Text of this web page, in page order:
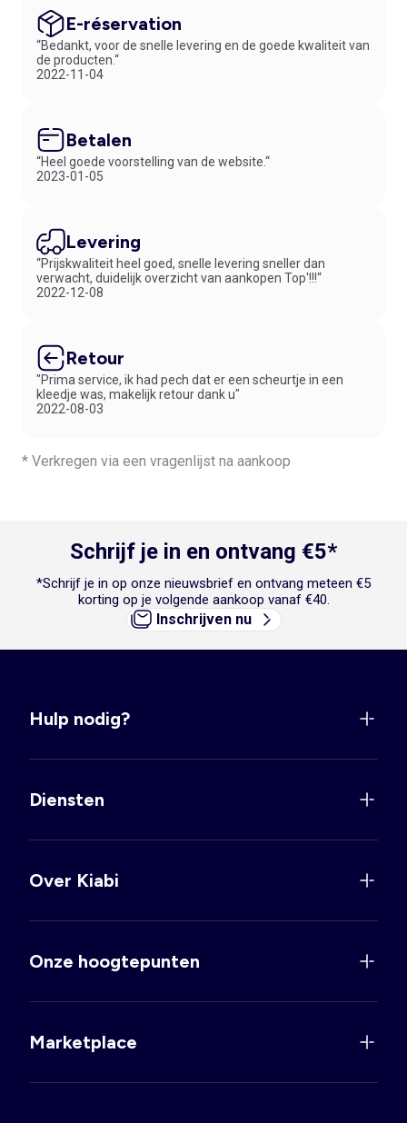
E-réservation
“Bedankt, voor de snelle levering en de goede kwaliteit van
de producten.“
2022-11-04
Betalen
“Heel goede voorstelling van de website.“
2023-01-05
Levering
“Prijskwaliteit heel goed, snelle levering sneller dan
verwacht, duidelijk overzicht van aankopen Top'!!!“
2022-12-08
Retour
"Prima service, ik had pech dat er een scheurtje in een
kleedje was, makelijk retour dank u"
2022-08-03
* Verkregen via een vragenlijst na aankoop
Schrijf je in en ontvang €5*
*Schrijf je in op onze nieuwsbrief en ontvang meteen €5
korting op je volgende aankoop vanaf €40.
Inschrijven nu
Hulp nodig?
Diensten
Over Kiabi
Onze hoogtepunten
Marketplace